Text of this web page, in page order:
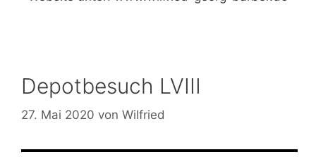
Depotbesuch LVIII
27. Mai 2020 von Wilfried